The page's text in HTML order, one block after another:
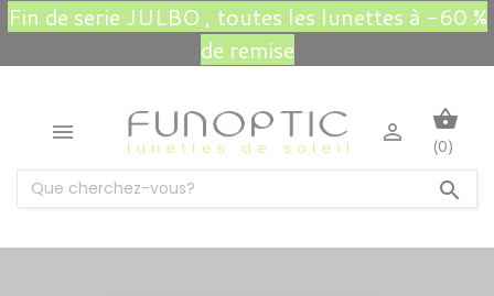
Fin de serie JULBO , toutes les lunettes à -60 %
de remise


 shopping_basket
(0)